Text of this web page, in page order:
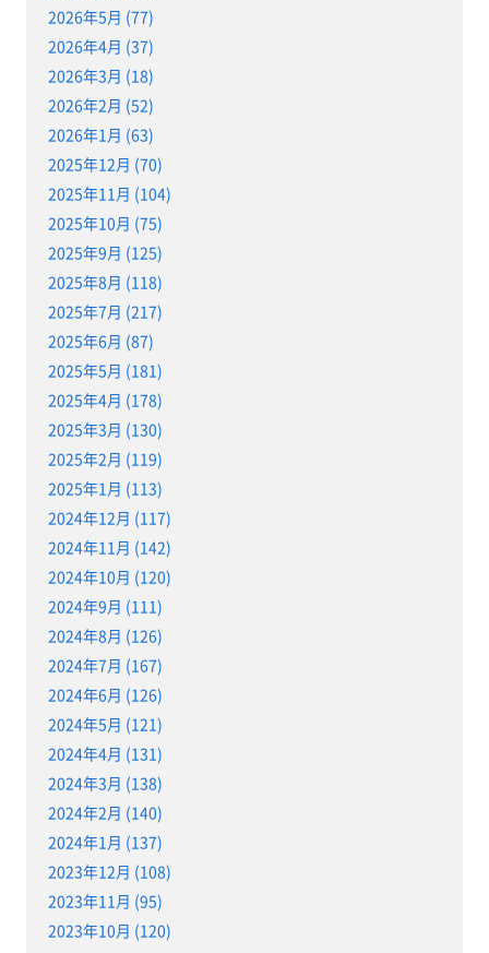
2026年5月 (77)
2026年4月 (37)
2026年3月 (18)
2026年2月 (52)
2026年1月 (63)
2025年12月 (70)
2025年11月 (104)
2025年10月 (75)
2025年9月 (125)
2025年8月 (118)
2025年7月 (217)
2025年6月 (87)
2025年5月 (181)
2025年4月 (178)
2025年3月 (130)
2025年2月 (119)
2025年1月 (113)
2024年12月 (117)
2024年11月 (142)
2024年10月 (120)
2024年9月 (111)
2024年8月 (126)
2024年7月 (167)
2024年6月 (126)
2024年5月 (121)
2024年4月 (131)
2024年3月 (138)
2024年2月 (140)
2024年1月 (137)
2023年12月 (108)
2023年11月 (95)
2023年10月 (120)